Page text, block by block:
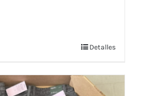
Detalles